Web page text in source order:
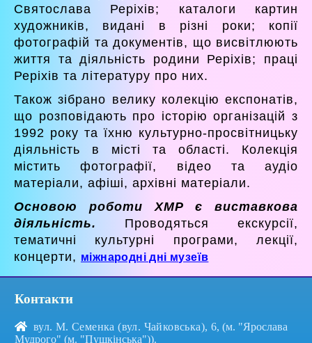
Святослава Реріхів; каталоги картин
художників, видані в різні роки; копії
фотографій та документів, що висвітлюють
життя та діяльність родини Реріхів; праці
Реріхів та літературу про них.
Також зібрано велику колекцію експонатів,
що розповідають про історію організацій з
1992 року та їхню культурно-просвітницьку
діяльність в місті та області. Колекція
містить фотографії, відео та аудіо
матеріали, афіші, архівні матеріали.
Основою роботи ХМР є виставкова
діяльність. Проводяться екскурсії,
тематичні культурні програми, лекції,
концерти, міжнародні дні музеїв
Контакти
вул. М. Семенка (вул. Чайковська), 6, (м. "Ярослава
Мудрого" (м. "Пушкінська")).